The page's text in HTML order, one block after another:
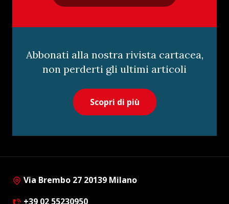
Abbonati alla nostra rivista cartacea,
non perderti gli ultimi articoli
Scopri di più
Via Brembo 27 20139 Milano
+39 02 55230950